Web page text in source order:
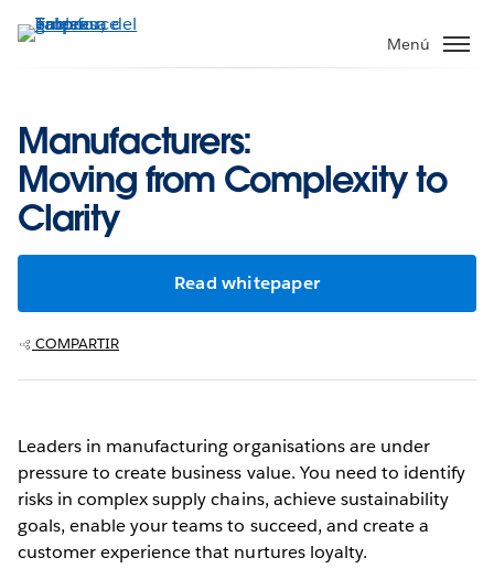
Menú
Manufacturers:
Moving from Complexity to
Clarity
Read whitepaper
COMPARTIR
Leaders in manufacturing organisations are under
pressure to create business value. You need to identify
risks in complex supply chains, achieve sustainability
goals, enable your teams to succeed, and create a
customer experience that nurtures loyalty.